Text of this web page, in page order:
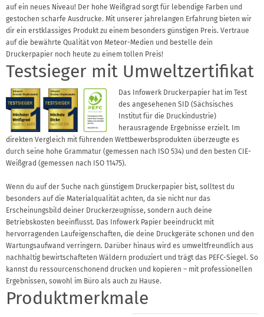
auf ein neues Niveau! Der hohe Weißgrad sorgt für lebendige Farben und
gestochen scharfe Ausdrucke. Mit unserer jahrelangen Erfahrung bieten wir
dir ein erstklassiges Produkt zu einem besonders günstigen Preis. Vertraue
auf die bewährte Qualität von Meteor-Medien und bestelle dein
Druckerpapier noch heute zu einem tollen Preis!
Testsieger mit Umweltzertifikat
Das Infowerk Druckerpapier hat im Test
des angesehenen SID (Sächsisches
Institut für die Druckindustrie)
herausragende Ergebnisse erzielt. Im
direkten Vergleich mit führenden Wettbewerbsprodukten überzeugte es
durch seine hohe Grammatur (gemessen nach ISO 534) und den besten CIE-
Weißgrad (gemessen nach ISO 11475).
Wenn du auf der Suche nach günstigem Druckerpapier bist, solltest du
besonders auf die Materialqualität achten, da sie nicht nur das
Erscheinungsbild deiner Druckerzeugnisse, sondern auch deine
Betriebskosten beeinflusst. Das Infowerk Papier beeindruckt mit
hervorragenden Laufeigenschaften, die deine Druckgeräte schonen und den
Wartungsaufwand verringern. Darüber hinaus wird es umweltfreundlich aus
nachhaltig bewirtschafteten Wäldern produziert und trägt das PEFC-Siegel. So
kannst du ressourcenschonend drucken und kopieren – mit professionellen
Ergebnissen, sowohl im Büro als auch zu Hause.
Produktmerkmale